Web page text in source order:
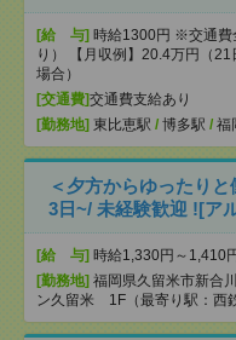
[給 与] 時給1300円 ※交通費
り） 【月収例】20.4万円（
場合）
[交通費]交通費支給あり
[勤務地] 東比恵駅 / 博多駅 / 福
＜夕方からゆったり
3日~/ 未経験歓迎 ![ア
[給 与] 時給1,330円～1,410
[勤務地] 福岡県久留米市新合
ン久留米 1F（最寄り駅：西